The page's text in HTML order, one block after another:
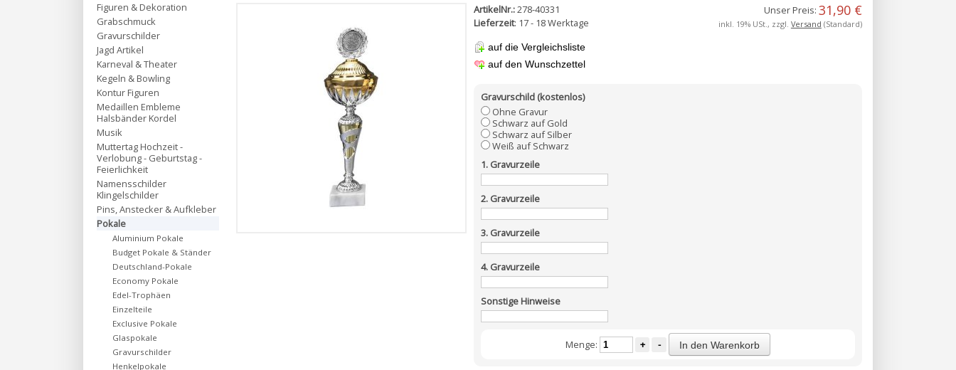
ArtikelNr.:278-40331
Lieferzeit: 17 - 18 Werktage
auf die Vergleichsliste
auf den Wunschzettel
Unser Preis: 31,90 €
inkl. 19% USt., zzgl. Versand (Standard)
Gravurschild (kostenlos)
Ohne Gravur
Schwarz auf Gold
Schwarz auf Silber
Weiß auf Schwarz
1. Gravurzeile
2. Gravurzeile
3. Gravurzeile
4. Gravurzeile
Sonstige Hinweise
Menge: + - In den Warenkorb
Figuren & Dekoration
Grabschmuck
Gravurschilder
Jagd Artikel
Karneval & Theater
Kegeln & Bowling
Kontur Figuren
Medaillen Embleme
Halsbänder Kordel
Musik
Muttertag Hochzeit -
Verlobung - Geburtstag -
Feierlichkeit
Namensschilder
Klingelschilder
Pins, Anstecker & Aufkleber
Pokale
Aluminium Pokale
Budget Pokale & Ständer
Deutschland-Pokale
Economy Pokale
Edel-Trophäen
Einzelteile
Exclusive Pokale
Glaspokale
Gravurschilder
Henkelpokale